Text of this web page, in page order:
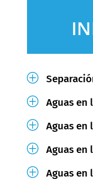
P
P Aguas en
P Aguas
P Aguas en
P Aguas en